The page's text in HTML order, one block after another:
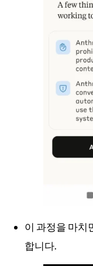
이 과정을 마치
합니다.